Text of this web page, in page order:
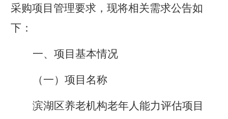
采购项目管理要求，现将相关需求公告如
下：
一、项目基本情况
（一）项目名称
滨湖区养老机构老年人能力评估项目